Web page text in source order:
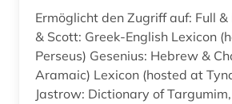
avestisch (1)
bairisch (1)
Ermöglicht den Zugriff auf: Full & Middle Liddell
& Scott: Greek-English Lexicon
Perseus) Gesenius: Hebrew & Chaldee (ie
Aramaic) Lexicon (hosted at
Jastrow: Dictionary of